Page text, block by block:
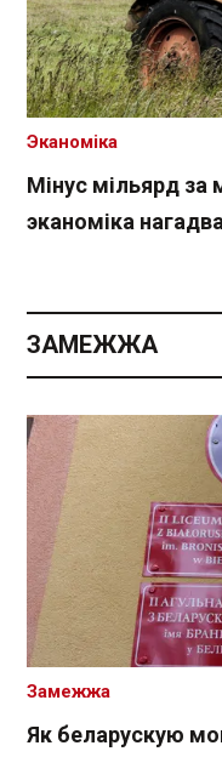
Мінус мільярд за
эканоміка
Эканоміка
ЗАМЕЖЖА
Як беларускую
Замежжа